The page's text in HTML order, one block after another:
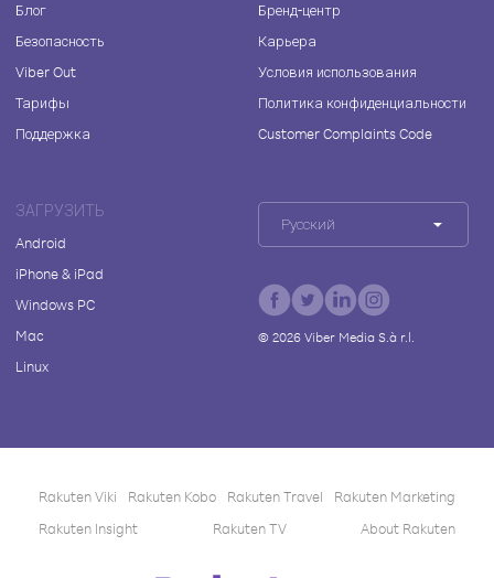
Блог
Безопасность
Viber Out
Тарифы
Поддержка
Бренд-центр
Карьера
Условия использования
Политика конфиденциальности
Customer Complaints Code
ЗАГРУЗИТЬ
Android
iPhone & iPad
Windows PC
Mac
Linux
Русский
© 2026Viber Media S.à r.l.
Rakuten Viki Rakuten Kobo Rakuten Travel
Rakuten Marketing
Rakuten Insight
Rakuten TV About Rakuten